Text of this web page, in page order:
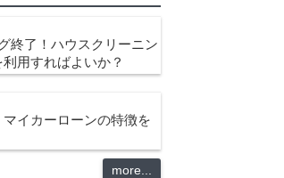
終了！ハウスクリーニン
用すればよいか？
イカーローンの特徴を
more...